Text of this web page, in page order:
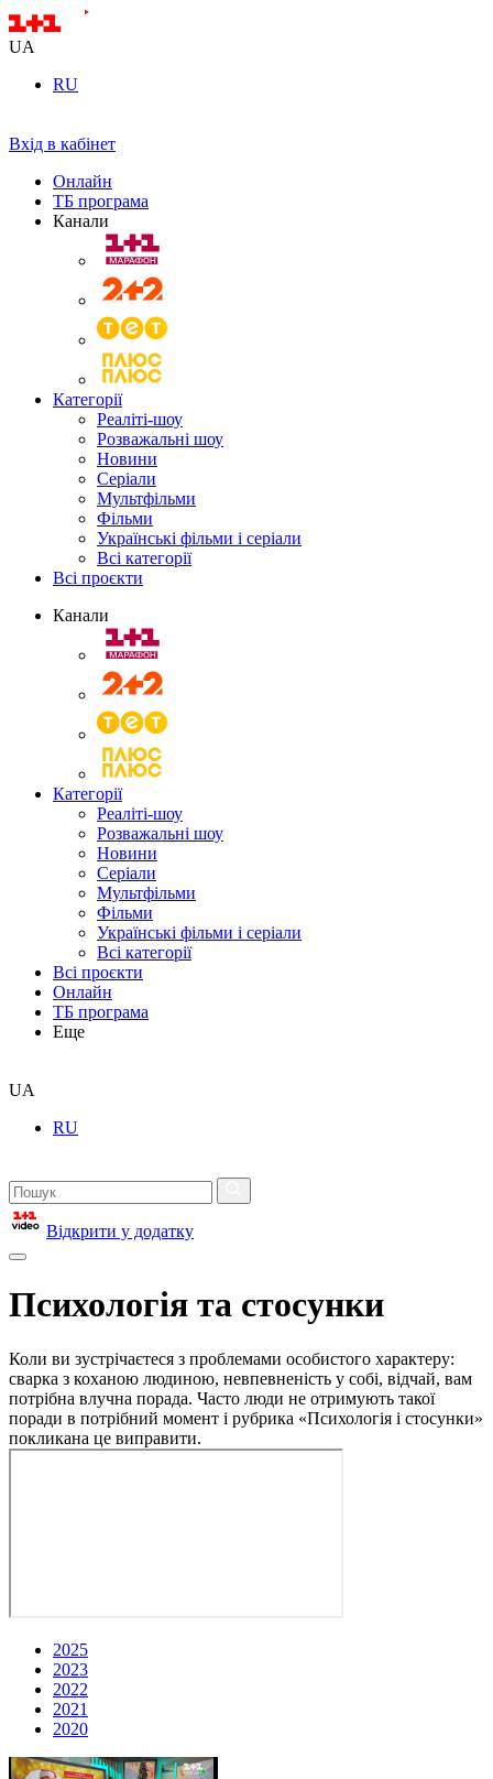
UA
RU
Вхід в кабінет
Онлайн
ТБ програма
Канали
Категорії
Реаліті-шоу
Розважальні шоу
Новини
Серіали
Мультфільми
Фільми
Українські фільми і серіали
Всі категорії
Всі проєкти
Канали
Категорії
Реаліті-шоу
Розважальні шоу
Новини
Серіали
Мультфільми
Фільми
Українські фільми і серіали
Всі категорії
Всі проєкти
Онлайн
ТБ програма
Еще
UA
RU
Відкрити у додатку
Психологія та стосунки
Коли ви зустрічаєтеся з проблемами особистого характеру:
сварка з коханою людиною, невпевненість у собі, відчай, вам
потрібна влучна порада. Часто люди не отримують такої
поради в потрібний момент і рубрика «Психологія і стосунки»
покликана це виправити.
2025
2023
2022
2021
2020